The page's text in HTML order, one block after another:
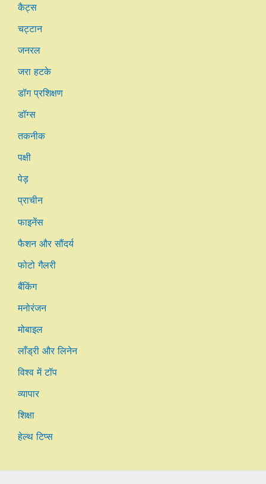
कैट्स
चट्टान
जनरल
जरा हटके
डॉग प्रशिक्षण
डॉग्स
तकनीक
पक्षी
पेड़
प्राचीन
फाइनेंस
फैशन और सौंदर्य
फोटो गैलरी
बैंकिंग
मनोरंजन
मोबाइल
लाँड्री और लिनेन
विश्व में टॉप
व्यापार
शिक्षा
हेल्थ टिप्स